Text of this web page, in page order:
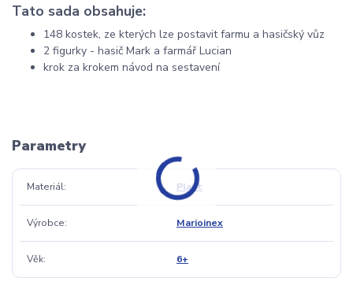
Tato sada obsahuje:
148 kostek, ze kterých lze postavit farmu a hasičský vůz
2 figurky - hasič Mark a farmář Lucian
krok za krokem návod na sestavení
Parametry
Materiál Plast
Výrobce Marioinex
Věk 6+